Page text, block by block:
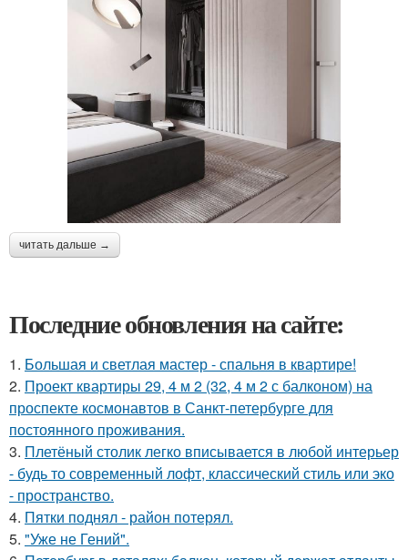
читать дальше →
Последние обновления на сайте:
1. Большая и светлая мастер - спальня в квартире!
2. Проект квартиры 29, 4 м 2 (32, 4 м 2 с балконом) на
проспекте космонавтов в Санкт-петербурге для
постоянного проживания.
3. Плетёный столик легко вписывается в любой интерьер
- будь то современный лофт, классический стиль или эко
- пространство.
4. Пятки поднял - район потерял.
5. "Уже не Гений".